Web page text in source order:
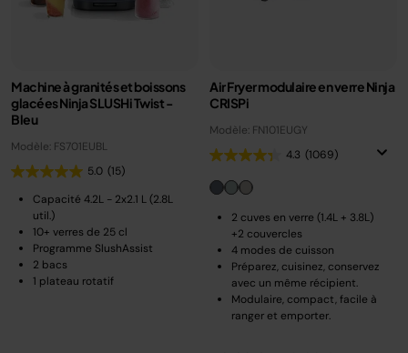
Machine à granités et boissons
glacées Ninja SLUSHi Twist -
Bleu
Modèle: FS701EUBL
5.0 (15)
Capacité 4.2L - 2x2.1 L (2.8L
util.)
10+ verres de 25 cl
Programme SlushAssist
2 bacs
1 plateau rotatif
Air Fryer modulaire en verre Ninja
CRISPi
Modèle: FN101EUGY
4.3 (1069)
2 cuves en verre (1.4L + 3.8L)
+2 couvercles
4 modes de cuisson
Préparez, cuisinez, conservez
avec un même récipient.
Modulaire, compact, facile à
ranger et emporter.